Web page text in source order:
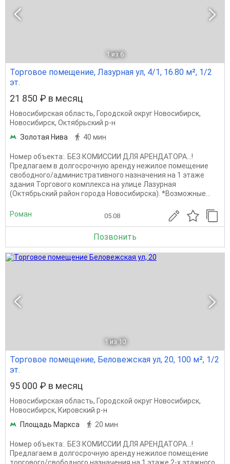
1 из 6
Торговое помещение, Лазурная ул, 4/1, 16.80 м², 1/2
эт.
21 850 ₽ в месяц
Новосибирская область, Городской округ Новосибирск,
Новосибирск, Октябрьский р-н
Золотая Нива
40 мин
Номер объекта:. БЕЗ КОМИССИИ ДЛЯ АРЕНДАТОРА...!
Предлагаем в долгосрочную аренду нежилое помещение
свободного/административного назначения на 1 этаже
здания Торгового комплекса на улице Лазурная
(Октябрьский район города Новосибирска). *Возможные...
Роман 05.08
Позвонить
1 из 10
Торговое помещение, Беловежская ул, 20, 100 м², 1/2
эт.
95 000 ₽ в месяц
Новосибирская область, Городской округ Новосибирск,
Новосибирск, Кировский р-н
Площадь Маркса
20 мин
Номер объекта:. БЕЗ КОМИССИИ ДЛЯ АРЕНДАТОРА...!
Предлагаем в долгосрочную аренду нежилое помещение